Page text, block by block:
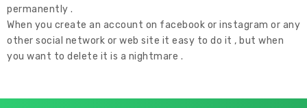
permanently .
When you create an account on facebook or instagram or any
other social network or web site it easy to do it , but when
you want to delete it is a nightmare .